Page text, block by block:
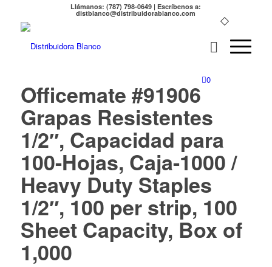
Llámanos: (787) 798-0649 | Escríbenos a:
distblanco@distribuidorablanco.com
0
Officemate #91906
Grapas Resistentes
1/2″, Capacidad para
100-Hojas, Caja-1000 /
Heavy Duty Staples
1/2″, 100 per strip, 100
Sheet Capacity, Box of
1,000